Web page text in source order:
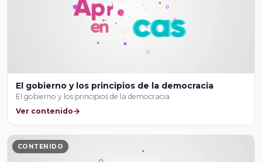
El gobierno y los principios de la democracia
El gobierno y los principios de la democracia
Ver contenido
CONTENIDO